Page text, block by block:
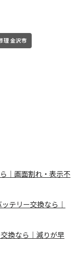
理 金沢市
｜画面割れ・表示不
テリー交換なら｜
換なら｜減りが早